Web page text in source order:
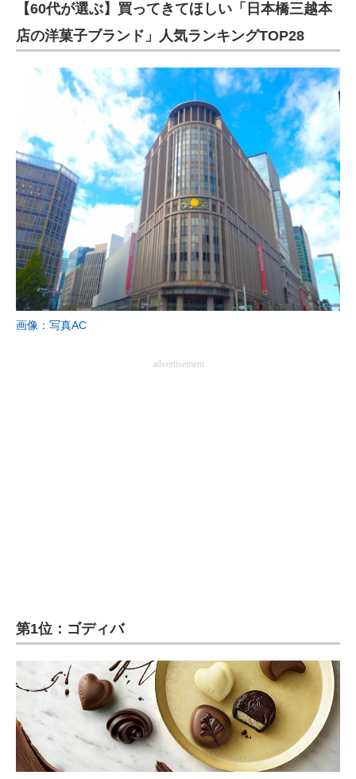
【60代が選ぶ】買ってきてほしい「日本橋三越本
店の洋菓子ブランド」人気ランキングTOP28
画像：写真AC
advertisement
第1位：ゴディバ